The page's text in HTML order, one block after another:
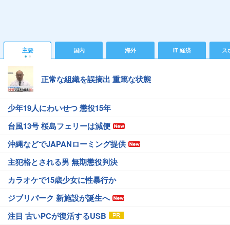
主要 国内 海外 IT 経済 ス
正常な組織を誤摘出 重篤な状態
少年19人にわいせつ 懲役15年
台風13号 桜島フェリーは減便
沖縄などでJAPANローミング提供
主犯格とされる男 無期懲役判決
カラオケで15歳少女に性暴行か
ジブリパーク 新施設が誕生へ
注目 古いPCが復活するUSB